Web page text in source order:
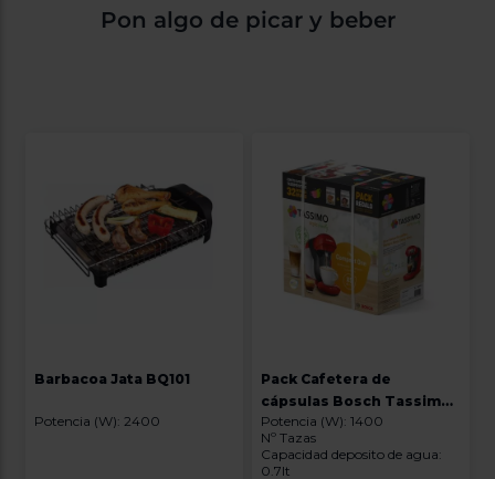
Pon algo de picar y beber
Barbacoa Jata BQ101
Potencia (W): 2400
Pack Cafetera de
cápsulas Bosch Tassimo
TAS113EC + 32 bebidas
gratis
Potencia (W): 1400
Nº Tazas
Capacidad deposito de agua:
0.7lt